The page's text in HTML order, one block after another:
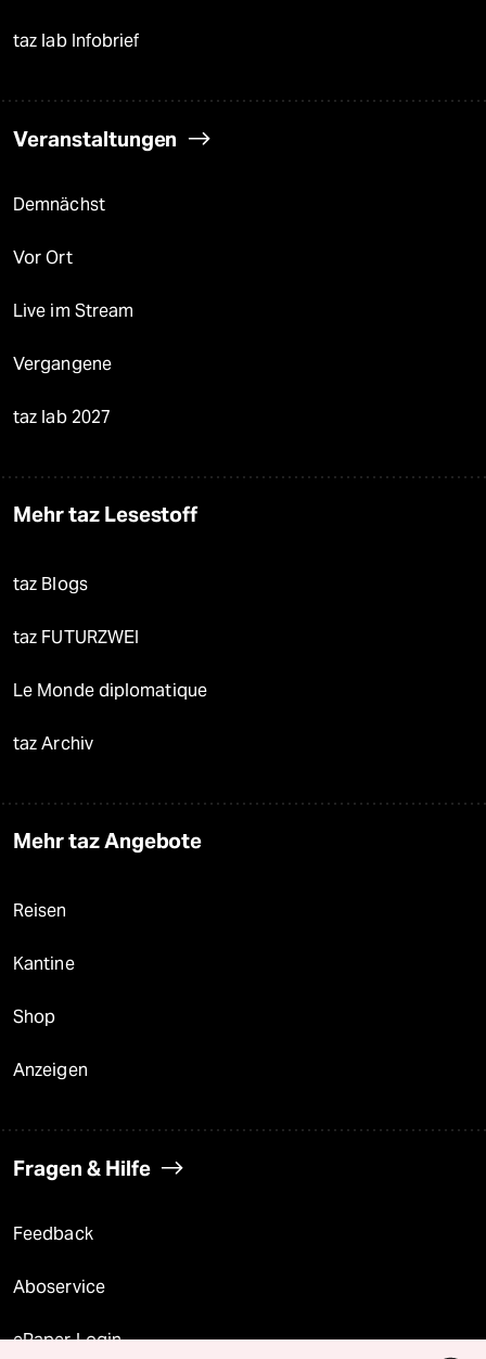
taz lab Infobrief
Veranstaltungen
Demnächst
Vor Ort
Live im Stream
Vergangene
taz lab 2027
Mehr taz Lesestoff
taz Blogs
taz FUTURZWEI
Le Monde diplomatique
taz Archiv
Mehr taz Angebote
Reisen
Kantine
Shop
Anzeigen
Fragen & Hilfe
Feedback
Aboservice
ePaper Login